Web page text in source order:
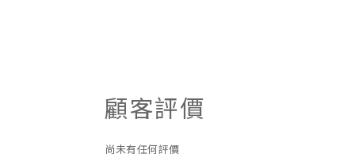
顧客評價
尚未有任何評價